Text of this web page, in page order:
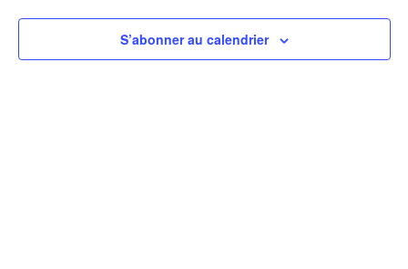
vues
S’abonner au calendrier